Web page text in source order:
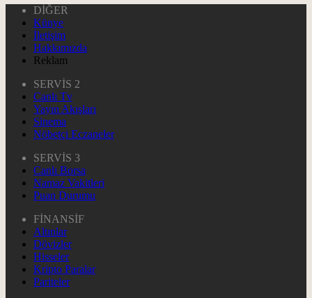
DİĞER
Künye
İletişim
Hakkımızda
Reklam
SERVİS 2
Canlı Tv
Yayın Akışları
Sinema
Nöbetçi Eczaneler
SERVİS 3
Canlı Borsa
Namaz Vakitleri
Puan Durumu
FİNANSİF
Altınlar
Dövizler
Hisseler
Kripto Paralar
Pariteler